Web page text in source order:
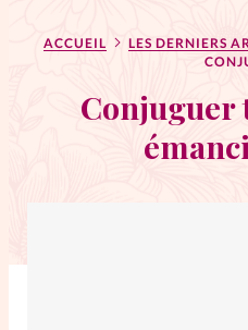
Actus au
Astuces
Edito
ACCUEIL LES DERNIERS